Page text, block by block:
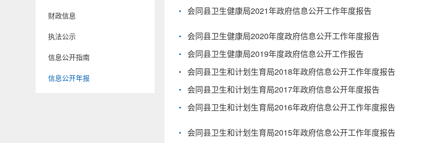
财政信息
执法公示
信息公开指南
信息公开年报
会同县卫生健康局2021年政府信息公开工作年度报告
会同县卫生健康局2020年度政府信息公开工作年度报告
会同县卫生健康局2019年度政府信息公开工作报告
会同县卫生和计划生育局2018年政府信息公开工作年度报告
会同县卫生和计划生育局2017年政府信息公开年度报告
会同县卫生和计划生育局2016年政府信息公开工作年度报告
会同县卫生和计划生育局2015年政府信息公开工作年度报告